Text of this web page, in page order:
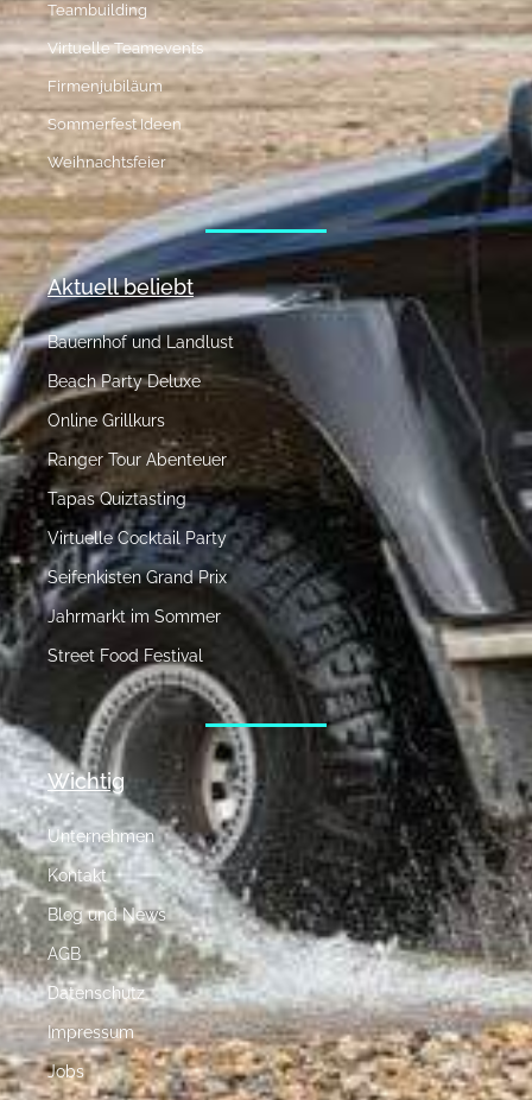
Teambuilding
Virtuelle Teamevents
Firmenjubiläum
Sommerfest Ideen
Weihnachtsfeier
Aktuell beliebt
Bauernhof und Landlust
Beach Party Deluxe
Online Grillkurs
Ranger Tour Abenteuer
Tapas Quiztasting
Virtuelle Cocktail Party
Seifenkisten Grand Prix
Jahrmarkt im Sommer
Street Food Festival
Wichtig
Unternehmen
Kontakt
Blog und News
AGB
Datenschutz
Impressum
Jobs